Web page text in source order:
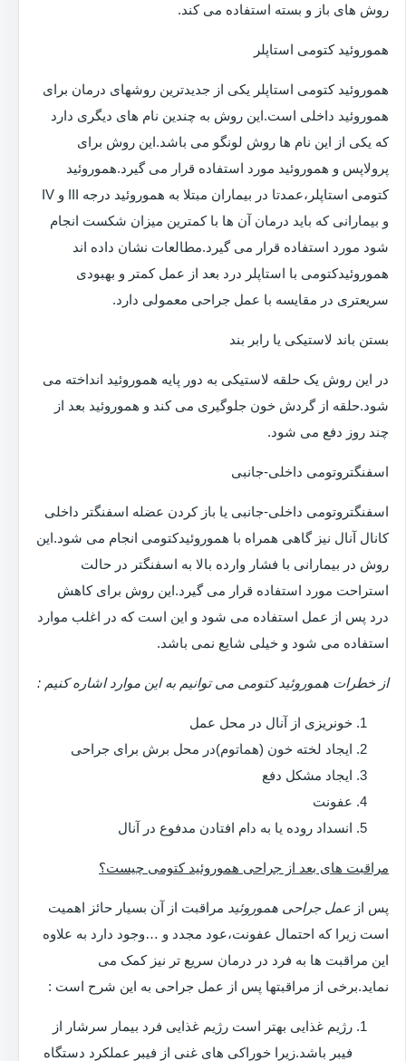
روش های باز و بسته استفاده می کند.
هموروئید کتومی استاپلر
هموروئید کتومی استاپلر یکی از جدیدترین روشهای درمان برای
هموروئید داخلی است.این روش به چندین نام های دیگری دارد
که یکی از این نام ها روش لونگو می باشد.این روش برای
پرولاپس و هموروئید مورد استفاده قرار می گیرد.هموروئید
کتومی استاپلر،عمدتا در بیماران مبتلا به هموروئید درجه III و IV
و بیمارانی که باید درمان آن ها با کمترین میزان شکست انجام
شود مورد استفاده قرار می گیرد.مطالعات نشان داده اند
هموروئیدکتومی با استاپلر درد بعد از عمل کمتر و بهبودی
سریعتری در مقایسه با عمل جراحی معمولی دارد.
بستن باند لاستیکی یا رابر بند
در این روش یک حلقه لاستیکی به دور پایه هموروئید انداخته می
شود.حلقه از گردش خون جلوگیری می کند و هموروئید بعد از
چند روز دفع می شود.
اسفنگتروتومی داخلی-جانبی
اسفنگتروتومی داخلی-جانبی یا باز کردن عضله اسفنگتر داخلی
کانال آنال نیز گاهی همراه با هموروئیدکتومی انجام می شود.این
روش در بیمارانی با فشار وارده بالا به اسفنگتر در حالت
استراحت مورد استفاده قرار می گیرد.این روش برای کاهش
درد پس از عمل استفاده می شود و این است که در اغلب موارد
استفاده می شود و خیلی شایع نمی باشد.
از خطرات هموروئید کتومی می توانیم به این موارد اشاره کنیم :
خونریزی از آنال در محل عمل
ایجاد لخته خون (هماتوم)در محل برش برای جراحی
ایجاد مشکل دفع
عفونت
انسداد روده یا به دام افتادن مدفوع در آنال
مراقبت های بعد از جراحی هموروئید کتومی چیست؟
پس از عمل جراحی هموروئید مراقبت از آن بسیار حائز اهمیت
است زیرا که احتمال عفونت،عود مجدد و …وجود دارد به علاوه
این مراقبت ها به فرد در درمان سریع تر نیز کمک می
نماید.برخی از مراقبتها پس از عمل جراحی به این شرح است :
رژیم غذایی بهتر است رژیم غذایی فرد بیمار سرشار از
فیبر باشد.زیرا خوراکی های غنی از فیبر عملکرد دستگاه